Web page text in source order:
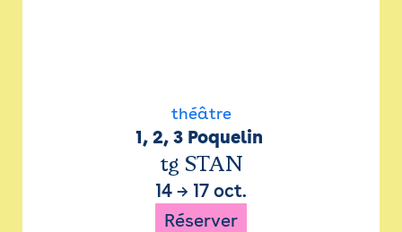
théâtre
1, 2, 3 Poquelin
tg STAN
14 → 17 oct.
Réserver